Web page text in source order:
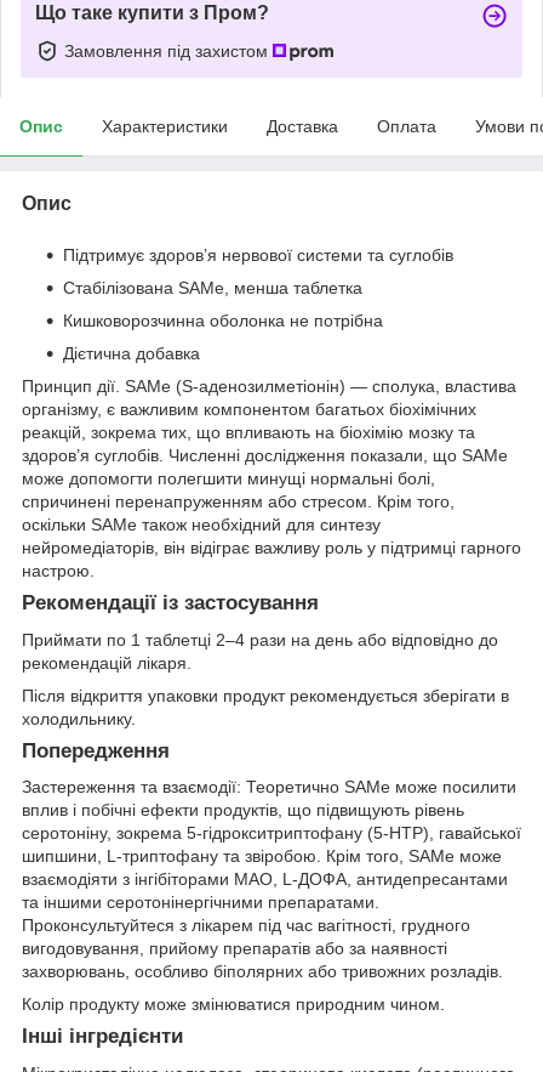
Що таке купити з Пром?
Замовлення під захистом
Опис Характеристики Доставка Оплата Умови
Опис
Підтримує здоров’я нервової системи та суглобів
Стабілізована SAMe, менша таблетка
Кишковорозчинна оболонка не потрібна
Дієтична добавка
Принцип дії. SAMe (S-аденозилметіонін) — сполука, властива
організму, є важливим компонентом багатьох біохімічних
реакцій, зокрема тих, що впливають на біохімію мозку та
здоров’я суглобів. Численні дослідження показали, що SAMe
може допомогти полегшити минущі нормальні болі,
спричинені перенапруженням або стресом. Крім того,
оскільки SAMe також необхідний для синтезу
нейромедіаторів, він відіграє важливу роль у підтримці гарного
настрою.
Рекомендації із застосування
Приймати по 1 таблетці 2–4 рази на день або відповідно до
рекомендацій лікаря.
Після відкриття упаковки продукт рекомендується зберігати в
холодильнику.
Попередження
Застереження та взаємодії: Теоретично SAMe може посилити
вплив і побічні ефекти продуктів, що підвищують рівень
серотоніну, зокрема 5-гідрокситриптофану (5-HTP), гавайської
шипшини, L-триптофану та звіробою. Крім того, SAMe може
взаємодіяти з інгібіторами МАО, L-ДОФА, антидепресантами
та іншими серотонінергічними препаратами.
Проконсультуйтеся з лікарем під час вагітності, грудного
вигодовування, прийому препаратів або за наявності
захворювань, особливо біполярних або тривожних розладів.
Колір продукту може змінюватися природним чином.
Інші інгредієнти